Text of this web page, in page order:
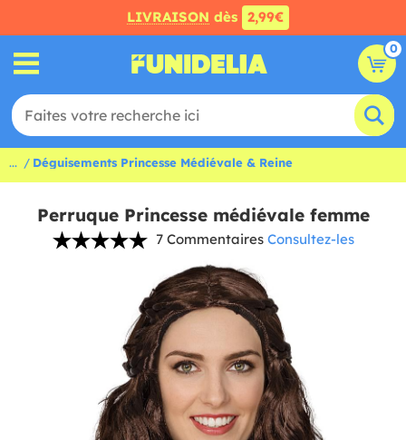
LIVRAISON dès 2,99€
0
... Déguisements Princesse Médiévale & Reine
Perruque Princesse médiévale femme
7 Commentaires Consultez-les